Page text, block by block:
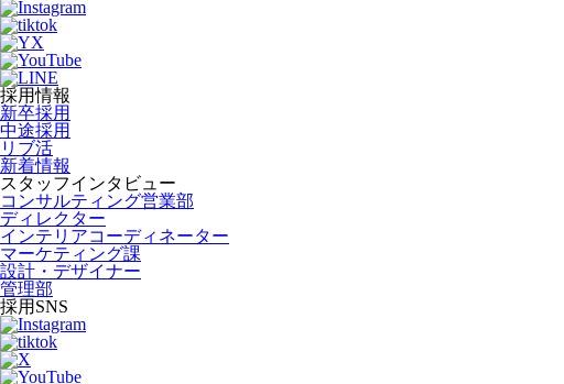
採用情報
新卒採用
中途採用
リブ活
新着情報
スタッフインタビュー
コンサルティング営業部
ディレクター
インテリアコーディネーター
マーケティング課
設計・デザイナー
管理部
採用SNS